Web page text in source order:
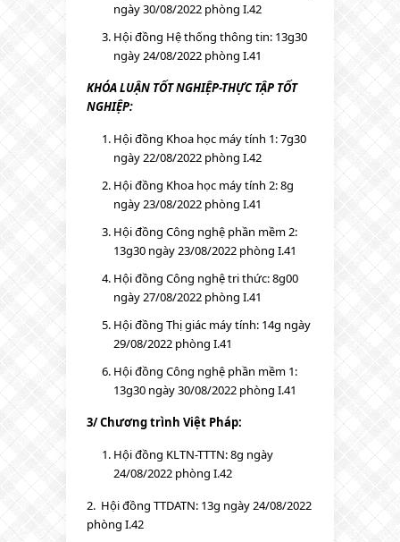
ngày 30/08/2022 phòng I.42
Hội đồng Hệ thống thông tin: 13g30
ngày 24/08/2022 phòng I.41
KHÓA LUẬN TỐT NGHIỆP-THỰC TẬP TỐT
NGHIỆP:
Hội đồng Khoa học máy tính 1: 7g30
ngày 22/08/2022 phòng I.42
Hội đồng Khoa học máy tính 2: 8g
ngày 23/08/2022 phòng I.41
Hội đồng Công nghệ phần mềm 2:
13g30 ngày 23/08/2022 phòng I.41
Hội đồng Công nghệ tri thức: 8g00
ngày 27/08/2022 phòng I.41
Hội đồng Thị giác máy tính: 14g ngày
29/08/2022 phòng I.41
Hội đồng Công nghệ phần mềm 1:
13g30 ngày 30/08/2022 phòng I.41
3/ Chương trình Việt Pháp:
Hội đồng KLTN-TTTN: 8g ngày
24/08/2022 phòng I.42
2. Hội đồng TTDATN: 13g ngày 24/08/2022
phòng I.42